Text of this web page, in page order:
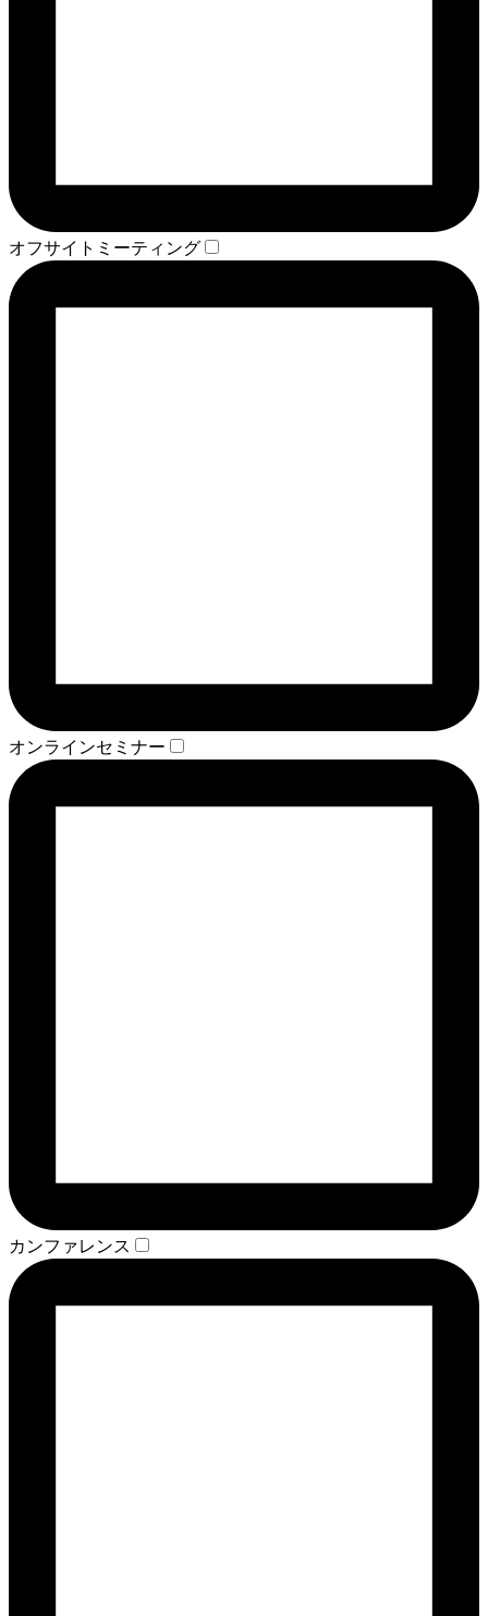
オフサイトミーティング
オンラインセミナー
カンファレンス